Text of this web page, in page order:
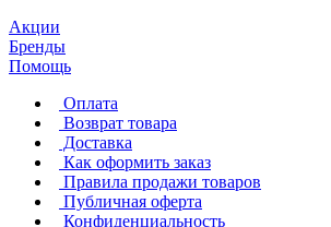
Акции
Бренды
Помощь
Оплата
Возврат товара
Доставка
Как оформить заказ
Правила продажи товаров
Публичная оферта
Конфиденциальность